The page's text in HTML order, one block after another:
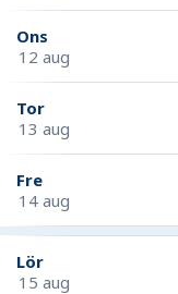
Ons
12 aug
Tor
13 aug
Fre
14 aug
Lör
15 aug